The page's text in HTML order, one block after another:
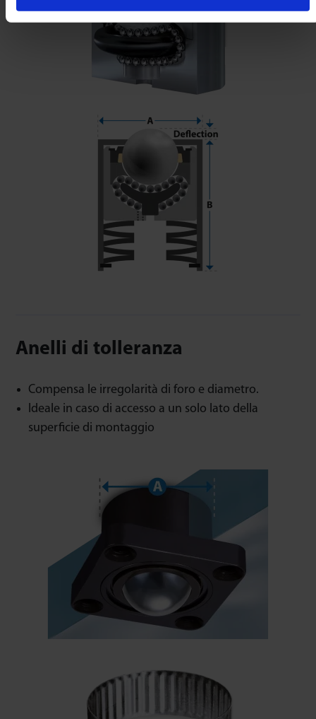
Anelli di tolleranza
Compensa le irregolarità di foro e diametro.
Ideale in caso di accesso a un solo lato della
superficie di montaggio